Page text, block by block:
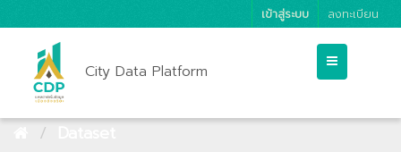
เข้าสู่ระบบ ลงทะเบียน
City Data Platform